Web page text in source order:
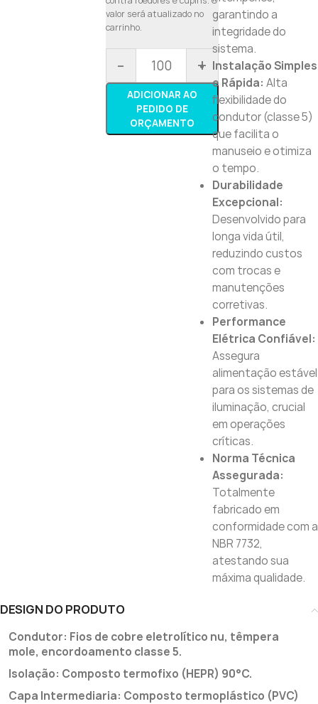
valor será atualizado no
carrinho.
- +
ADICIONAR AO
PEDIDO DE
ORÇAMENTO
garantindo a
integridade do
sistema.
Instalação Simples
e Rápida: Alta
flexibilidade do
condutor (classe 5)
que facilita o
manuseio e otimiza
o tempo.
Durabilidade
Excepcional:
Desenvolvido para
longa vida útil,
reduzindo custos
com trocas e
manutenções
corretivas.
Performance
Elétrica Confiável:
Assegura
alimentação estável
para os sistemas de
iluminação, crucial
em operações
críticas.
Norma Técnica
Assegurada:
Totalmente
fabricado em
conformidade com a
NBR 7732,
atestando sua
máxima qualidade.
DESIGN DO PRODUTO
Condutor: Fios de cobre eletrolítico nu, têmpera
mole, encordoamento classe 5.
Isolação: Composto termofixo (HEPR) 90°C.
Capa Intermediaria: Composto termoplástico (PVC)